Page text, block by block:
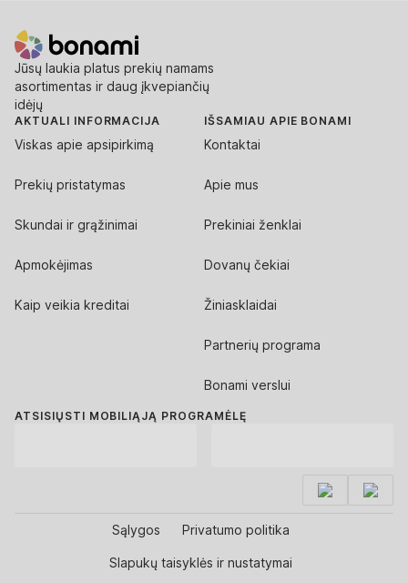
Jūsų laukia platus prekių namams
asortimentas ir daug įkvepiančių
idėjų
AKTUALI INFORMACIJA
Viskas apie apsipirkimą
Prekių pristatymas
Skundai ir grąžinimai
Apmokėjimas
Kaip veikia kreditai
IŠSAMIAU APIE BONAMI
Kontaktai
Apie mus
Prekiniai ženklai
Dovanų čekiai
Žiniasklaidai
Partnerių programa
Bonami verslui
ATSISIŲSTI MOBILIĄJĄ PROGRAMĖLĘ
Sąlygos Privatumo politika
Slapukų taisyklės ir nustatymai